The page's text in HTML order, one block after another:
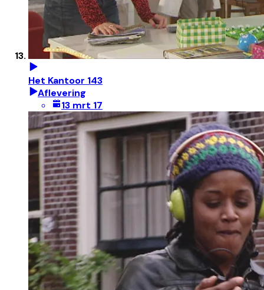
Het Kantoor 143
Aflevering
13 mrt 17